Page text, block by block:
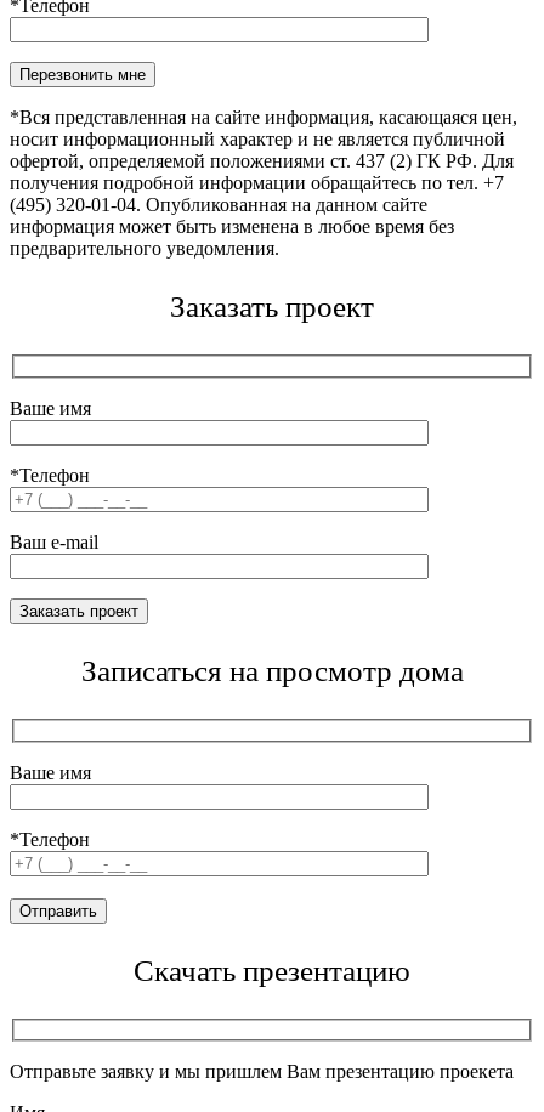
*Телефон
Оставьте это поле пустым.
*Вся представленная на сайте информация, касающаяся цен,
носит информационный характер и не является публичной
офертой, определяемой положениями ст. 437 (2) ГК РФ. Для
получения подробной информации обращайтесь по тел. +7
(495) 320-01-04. Опубликованная на данном сайте
информация может быть изменена в любое время без
предварительного уведомления.
Заказать проект
Ваше имя
*Телефон
Ваш e-mail
Записаться на просмотр дома
Ваше имя
*Телефон
Скачать презентацию
Отправьте заявку и мы пришлем Вам презентацию проекета